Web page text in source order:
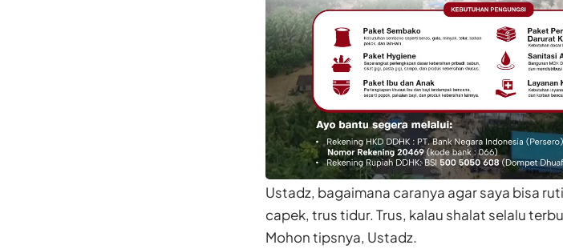
Ustadz, bagaimana caranya agar saya bisa
capek, trus tidur. Trus, kalau shalat selalu
Mohon tipsnya, Ustadz.